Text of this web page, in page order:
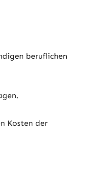
beruflichen
Kosten der